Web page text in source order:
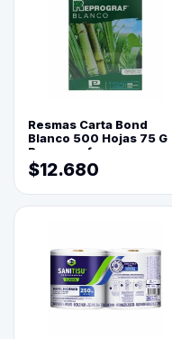
Resmas Carta Bond
Blanco 500 Hojas 75 G
Reprograf.
$12.680